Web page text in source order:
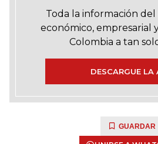
Toda la información
económico, empresarial
Colombia a tan
DESCARGUE LA
GUARDAR